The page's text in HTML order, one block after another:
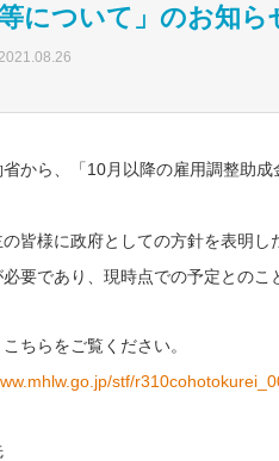
について」のお知ら
2021.08.26
省から、「10月以降の雇用調整助
の皆様に政府としての方針を表明
要であり、現時点での予定とのこ
ちらをご覧ください。
stf/